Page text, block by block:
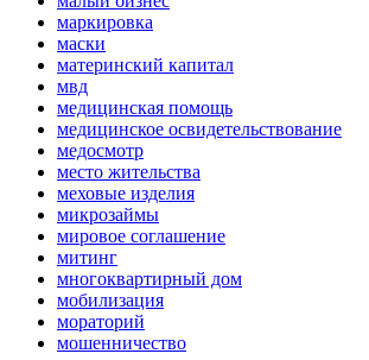
маркировка
маски
материнский капитал
мвд
медицинская помощь
медицинское освидетельствование
медосмотр
место жительства
меховые изделия
микрозаймы
мировое соглашение
митинг
многоквартирный дом
мобилизация
мораторий
мошенничество